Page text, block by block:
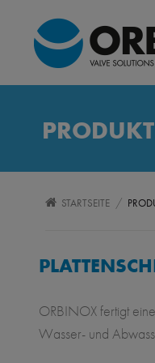
STARTSEITE /
ORBINOX fertigt
Wasser- und